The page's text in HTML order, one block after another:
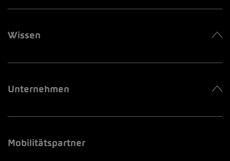
Wissen
Unternehmen
Mobilitätspartner